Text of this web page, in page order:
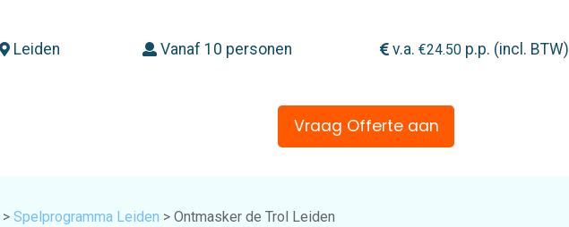
Leiden Vanaf 10 personen v.a. €24.50p.p. (incl. BTW)
Vraag Offerte aan
> Spelprogramma Leiden > Ontmasker de Trol Leiden